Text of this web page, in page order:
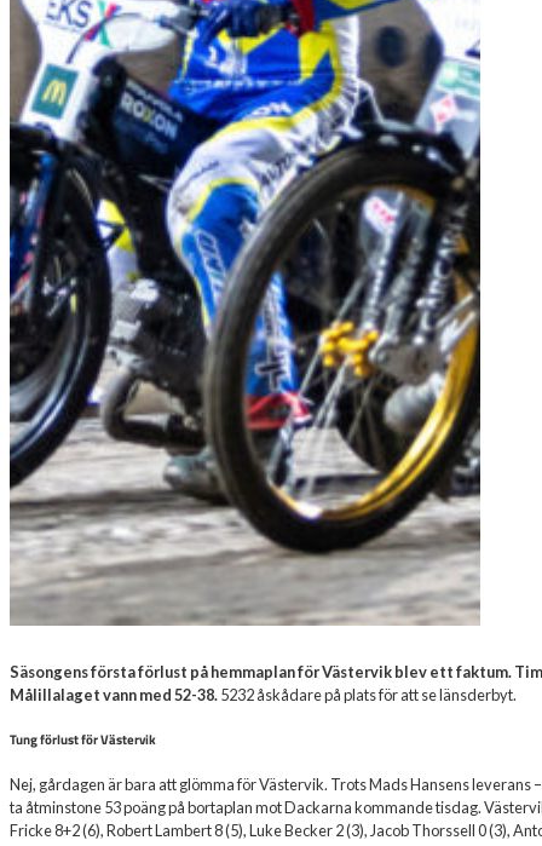
Säsongens första förlust på hemmaplan för Västervik blev ett faktum.
Målillalaget vann med 52-38.5232 åskådare på plats för att se länsderbyt.
Tung förlust för Västervik
Nej, gårdagen är bara att glömma för Västervik. Trots Mads Hansens leverans
ta åtminstone 53 poäng på bortaplan mot Dackarna kommande tisdag.
Fricke 8+2 (6), Robert Lambert 8 (5), Luke Becker 2 (3), Jacob Thorssell 0 (3),